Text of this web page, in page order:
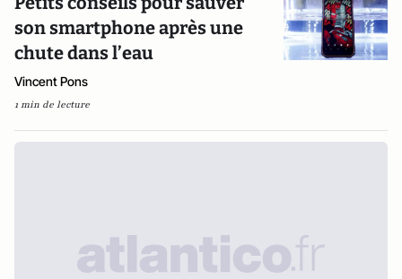
son smartphone après une
chute dans l’eau
Vincent Pons
1 min de lecture